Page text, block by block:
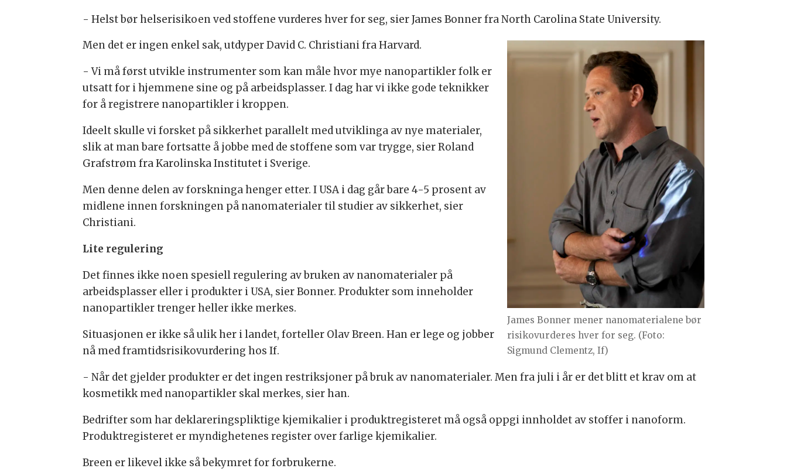
- Helst bør helserisikoen ved stoffene vurderes hver for seg, sier James Bonner fra North Carolina State University.
James Bonner mener nanomaterialene bør
risikovurderes hver for seg. (Foto:
Sigmund Clementz, If)
Men det er ingen enkel sak, utdyper David C. Christiani fra Harvard.
- Vi må først utvikle instrumenter som kan måle hvor mye nanopartikler folk er
utsatt for i hjemmene sine og på arbeidsplasser. I dag har vi ikke gode teknikker
for å registrere nanopartikler i kroppen.
Ideelt skulle vi forsket på sikkerhet parallelt med utviklinga av nye materialer,
slik at man bare fortsatte å jobbe med de stoffene som var trygge, sier Roland
Grafstrøm fra Karolinska Institutet i Sverige.
Men denne delen av forskninga henger etter. I USA i dag går bare 4-5 prosent av
midlene innen forskningen på nanomaterialer til studier av sikkerhet, sier
Christiani.
Lite regulering
Det finnes ikke noen spesiell regulering av bruken av nanomaterialer på
arbeidsplasser eller i produkter i USA, sier Bonner. Produkter som inneholder
nanopartikler trenger heller ikke merkes.
Situasjonen er ikke så ulik her i landet, forteller Olav Breen. Han er lege og jobber
nå med framtidsrisikovurdering hos If.
- Når det gjelder produkter er det ingen restriksjoner på bruk av nanomaterialer. Men fra juli i år er det blitt et krav om at
kosmetikk med nanopartikler skal merkes, sier han.
Bedrifter som har deklareringspliktige kjemikalier i produktregisteret må også oppgi innholdet av stoffer i nanoform.
Produktregisteret er myndighetenes register over farlige kjemikalier.
Breen er likevel ikke så bekymret for forbrukerne.